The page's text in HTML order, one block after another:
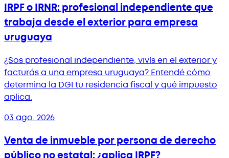
IRPF o IRNR: profesional independiente que
trabaja desde el exterior para empresa
uruguaya
¿Sos profesional independiente, vivís en el exterior y
facturás a una empresa uruguaya? Entendé cómo
determina la DGI tu residencia fiscal y qué impuesto
aplica.
03 ago. 2026
Venta de inmueble por persona de derecho